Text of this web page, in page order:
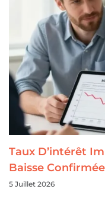
Taux D’intérêt
Baisse
5 Juillet 2026